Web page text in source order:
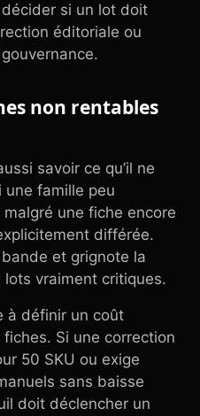
si un lot doit
éditoriale ou
non rentables
savoir ce qu’il ne
famille peu
une fiche encore
différée.
et grignote la
vraiment critiques.
à définir un coût
Si une correction
50 SKU ou exige
sans baisse
doit déclencher un